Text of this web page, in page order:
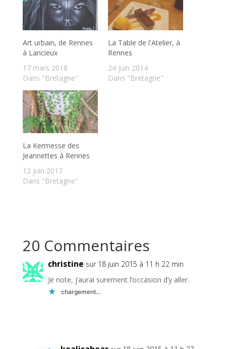
Art urbain, de Rennes
à Lancieux
17 mars 2018
Dans "Bretagne"
La Table de l'Atelier, à
Rennes
24 juin 2014
Dans "Bretagne"
La Kermesse des
Jeannettes à Rennes
12 juin 2017
Dans "Bretagne"
20 Commentaires
christine sur 18 juin 2015 à 11 h 22 min
Je note, j’aurai surement l’occasion d’y aller.
chargement…